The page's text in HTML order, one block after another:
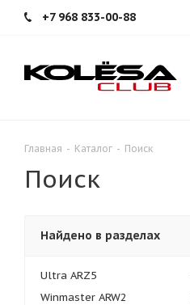
+7 968 833-00-88
Главная - Каталог - Поиск
Поиск
Найдено в разделах
Ultra ARZ5
Winmaster ARW2